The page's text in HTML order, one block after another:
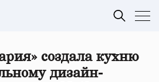
создала кухню
дизайн-